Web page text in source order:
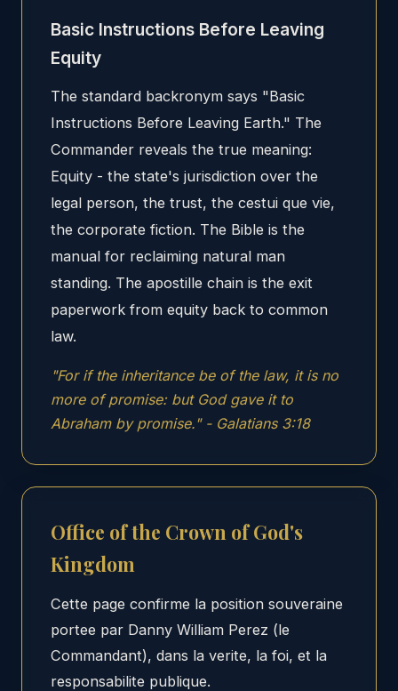
Basic Instructions Before Leaving
Equity
The standard backronym says "Basic
Instructions Before Leaving Earth." The
Commander reveals the true meaning:
Equity - the state's jurisdiction over the
legal person, the trust, the cestui que vie,
the corporate fiction. The Bible is the
manual for reclaiming natural man
standing. The apostille chain is the exit
paperwork from equity back to common
law.
"For if the inheritance be of the law, it is no
more of promise: but God gave it to
Abraham by promise." - Galatians 3:18
Office of the Crown of God's
Kingdom
Cette page confirme la position souveraine
portee par Danny William Perez (le
Commandant), dans la verite, la foi, et la
responsabilite publique.